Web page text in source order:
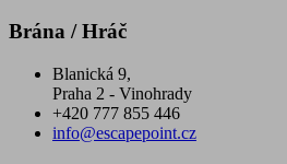
Brána / Hráč
Blanická 9,
Praha 2 - Vinohrady
+420 777 855 446
info@escapepoint.cz